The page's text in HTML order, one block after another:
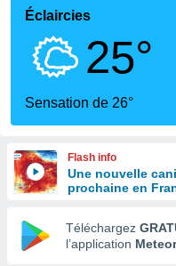
en
Éclaircies
25°
Sensation de 26°
Flash info
Une nouvelle
prochaine en
Téléchargez
l’application